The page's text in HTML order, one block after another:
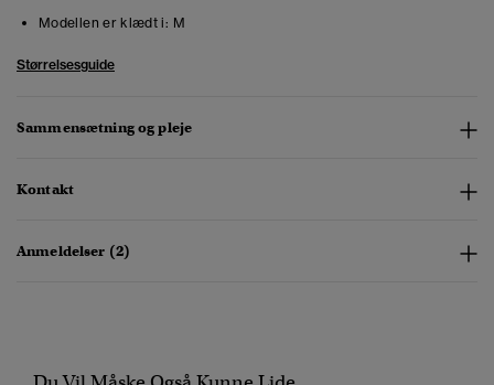
Modellen er klædt i: M
Størrelsesguide
Sammensætning og pleje
Kontakt
Anmeldelser (2)